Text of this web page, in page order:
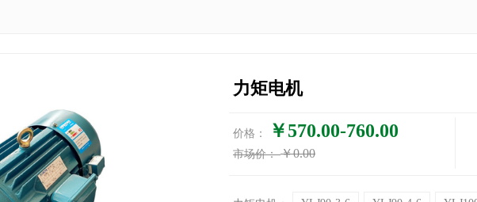
力矩电机
价格： ￥570.00-760.00
市场价： ￥0.00